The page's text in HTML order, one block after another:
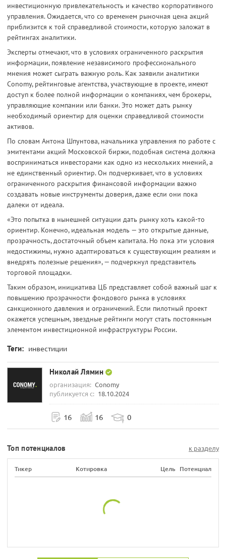
инвестиционную привлекательность и качество корпоративного
управления. Ожидается, что со временем рыночная цена акций
приблизится к той справедливой стоимости, которую заложат в
рейтингах аналитики.
Эксперты отмечают, что в условиях ограниченного раскрытия
информации, появление независимого профессионального
мнения может сыграть важную роль. Как заявили аналитики
Conomy, рейтинговые агентства, участвующие в проекте, имеют
доступ к более полной информации о компаниях, чем брокеры,
управляющие компании или банки. Это может дать рынку
необходимый ориентир для оценки справедливой стоимости
активов.
По словам Антона Шпунтова, начальника управления по работе с
эмитентами акций Московской биржи, подобная система должна
восприниматься инвесторами как одно из нескольких мнений, а
не единственный ориентир. Он подчеркивает, что в условиях
ограниченного раскрытия финансовой информации важно
создавать новые инструменты доверия, даже если они пока
далеки от идеала.
«Это попытка в нынешней ситуации дать рынку хоть какой-то
ориентир. Конечно, идеальная модель — это открытые данные,
прозрачность, достаточный объем капитала. Но пока эти условия
недостижимы, нужно адаптироваться к существующим реалиям и
внедрять полезные решения», — подчеркнул представитель
торговой площадки.
Таким образом, инициатива ЦБ представляет собой важный шаг к
повышению прозрачности фондового рынка в условиях
санкционного давления и ограничений. Если пилотный проект
окажется успешным, звездные рейтинги могут стать постоянным
элементом инвестиционной инфраструктуры России.
Теги: инвестиции
Николай Лямин
организация: Conomy
публикуется с: 18.10.2024
16 16 0
Топ потенциалов к разделу
Тикер Котировка Цель Потенциал